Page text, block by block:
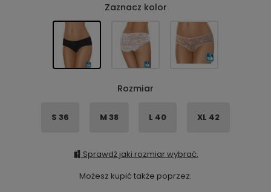
Zaznacz kolor
Rozmiar
S 36 M 38 L 40 XL 42
Sprawdź jaki rozmiar wybrać.
Możesz kupić także poprzez: